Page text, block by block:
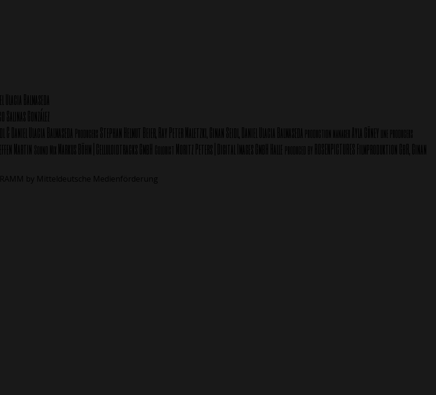
Ulacia Balmaseda
Salinas González
& Daniel Ulacia Balmaseda ProducersStephan Helmut Beier, Ray Peter Maletzki, Ginan Seidl, Daniel Ulacia Balmasedaproduction managerAyla Güneyline producers
Martin Sound MixMarkus Böhm | Celluloidtracks GmbH ColoristMoritz Peters | Digital Images GmbH Halle produced byROSENPICTURES Filmproduktion GbR, Ginan
by Mitteldeutsche Medienförderung